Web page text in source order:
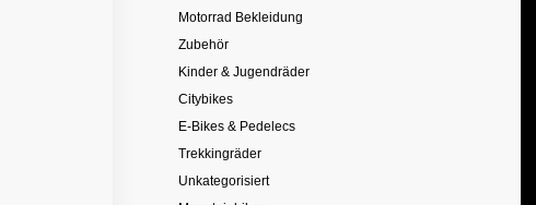
Motorrad Bekleidung
Zubehör
Kinder & Jugendräder
Citybikes
E-Bikes & Pedelecs
Trekkingräder
Unkategorisiert